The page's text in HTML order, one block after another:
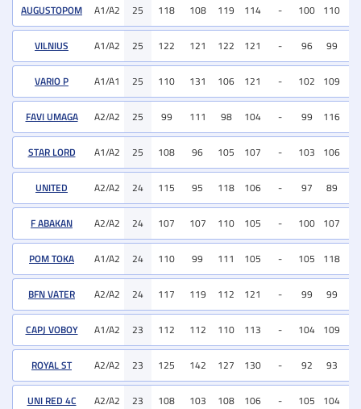
AUGUSTOPOM A1/A2 25 118 108 119 114 - 100 110
VILNIUS A1/A2 25 122 121 122 121 - 96 99
VARIO P A1/A1 25 110 131 106 121 - 102 109
FAVI UMAGA A2/A2 25 99 111 98 104 - 99 116
STAR LORD A1/A2 25 108 96 105 107 - 103 106
UNITED A2/A2 24 115 95 118 106 - 97 89
F ABAKAN A2/A2 24 107 107 110 105 - 100 107
POM TOKA A1/A2 24 110 99 111 105 - 105 118
BFN VATER A2/A2 24 117 119 112 121 - 99 99
CAPJ VOBOY A1/A2 23 112 112 110 113 - 104 109
ROYAL ST A2/A2 23 125 142 127 130 - 92 93
UNI RED 4C A2/A2 23 108 103 108 106 - 105 104